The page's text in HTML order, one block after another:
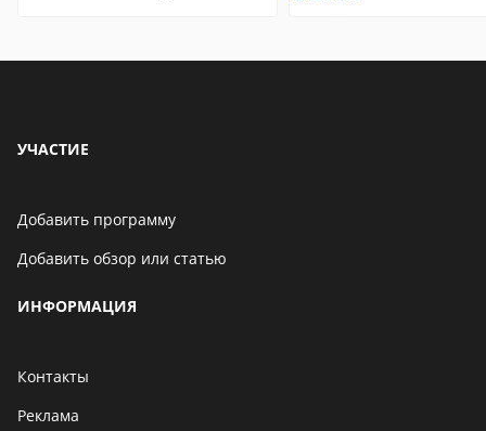
УЧАСТИЕ
Добавить программу
Добавить обзор или статью
ИНФОРМАЦИЯ
Контакты
Реклама